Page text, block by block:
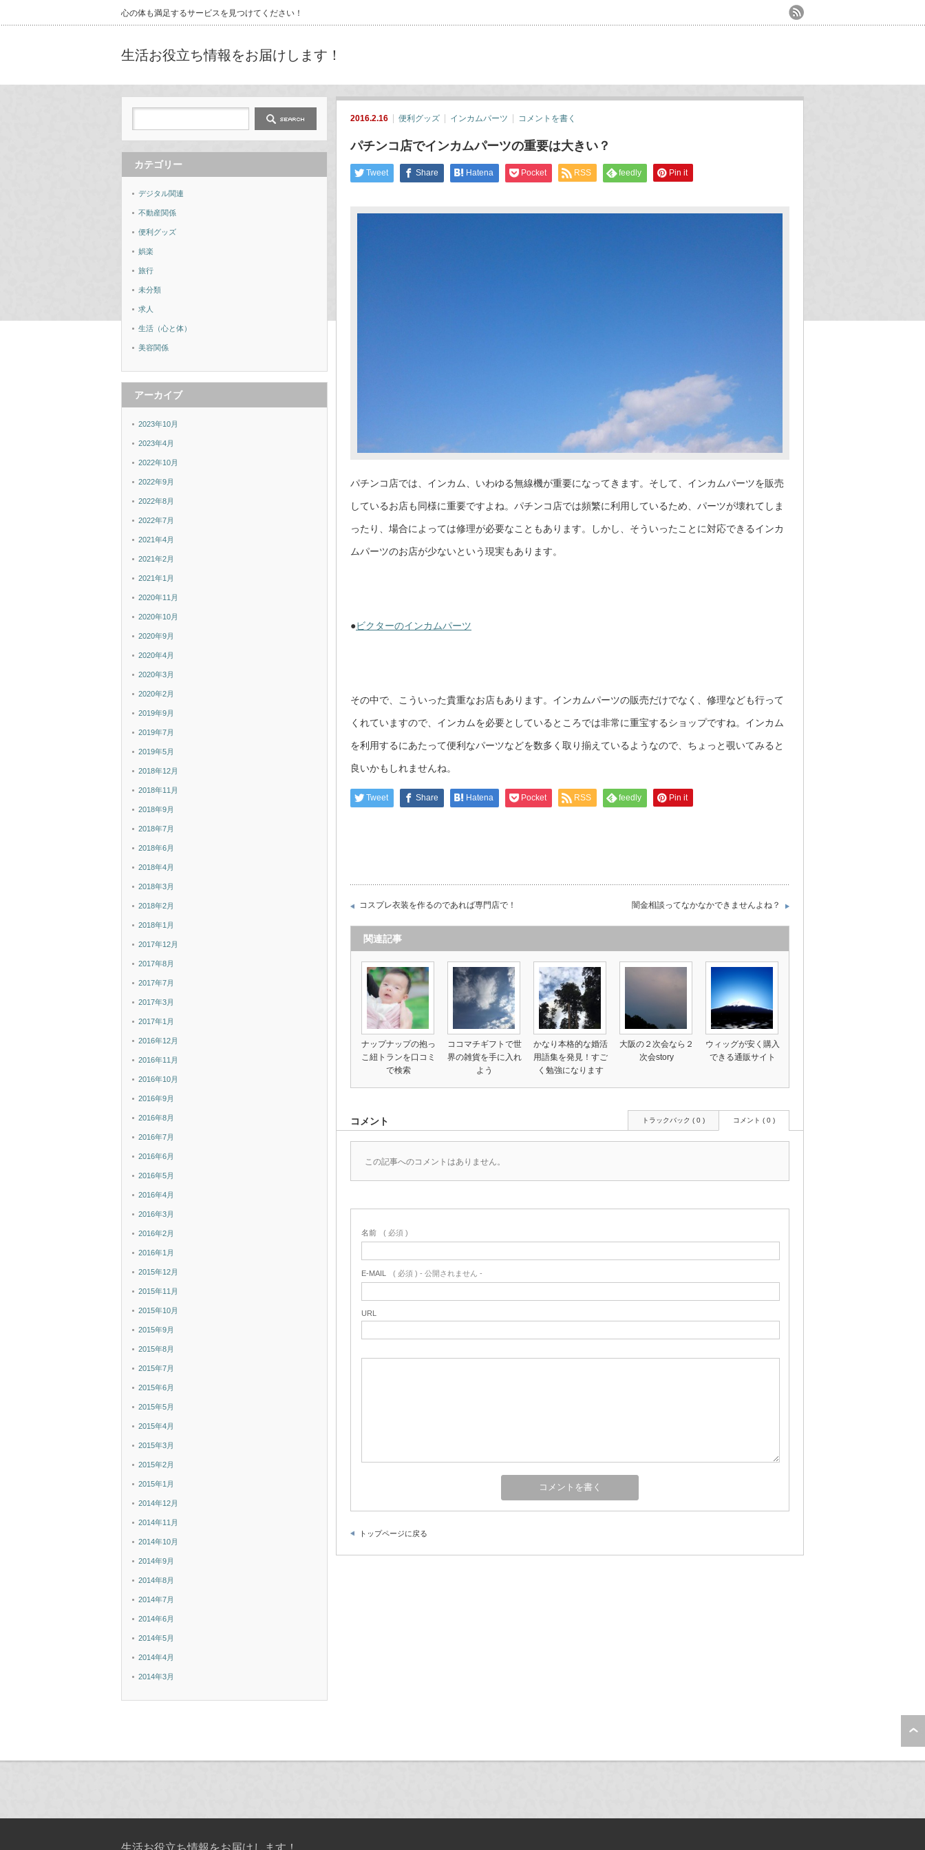
心の体も満足するサービスを見つけてください！
生活お役立ち情報をお届けします！
2016.2.16 便利グッズ インカムパーツ コメントを書く
パチンコ店でインカムパーツの重要は大きい？
Tweet Share Hatena Pocket RSS feedly Pin it
パチンコ店では、インカム、いわゆる無線機が重要になってきます。そして、インカムパーツを販売
しているお店も同様に重要ですよね。パチンコ店では頻繁に利用しているため、パーツが壊れてしま
ったり、場合によっては修理が必要なこともあります。しかし、そういったことに対応できるインカ
ムパーツのお店が少ないという現実もあります。
●ビクターのインカムパーツ
その中で、こういった貴重なお店もあります。インカムパーツの販売だけでなく、修理なども行って
くれていますので、インカムを必要としているところでは非常に重宝するショップですね。インカム
を利用するにあたって便利なパーツなどを数多く取り揃えているようなので、ちょっと覗いてみると
良いかもしれませんね。
Tweet Share Hatena Pocket RSS feedly Pin it
コスプレ衣装を作るのであれば専門店で！ 闇金相談ってなかなかできませんよね？
関連記事
ナップナップの抱っ
こ紐トランを口コミ
で検索
ココマチギフトで世
界の雑貨を手に入れ
よう
かなり本格的な婚活
用語集を発見！すご
く勉強になります
大阪の２次会なら２
次会story
ウィッグが安く購入
できる通販サイト
コメント トラックバック ( 0 ) コメント ( 0 )
この記事へのコメントはありません。
名前 ( 必須 )
E-MAIL ( 必須 ) - 公開されません -
URL
トップページに戻る
カテゴリー
デジタル関連
不動産関係
便利グッズ
娯楽
旅行
未分類
求人
生活（心と体）
美容関係
アーカイブ
2023年10月
2023年4月
2022年10月
2022年9月
2022年8月
2022年7月
2021年4月
2021年2月
2021年1月
2020年11月
2020年10月
2020年9月
2020年4月
2020年3月
2020年2月
2019年9月
2019年7月
2019年5月
2018年12月
2018年11月
2018年9月
2018年7月
2018年6月
2018年4月
2018年3月
2018年2月
2018年1月
2017年12月
2017年8月
2017年7月
2017年3月
2017年1月
2016年12月
2016年11月
2016年10月
2016年9月
2016年8月
2016年7月
2016年6月
2016年5月
2016年4月
2016年3月
2016年2月
2016年1月
2015年12月
2015年11月
2015年10月
2015年9月
2015年8月
2015年7月
2015年6月
2015年5月
2015年4月
2015年3月
2015年2月
2015年1月
2014年12月
2014年11月
2014年10月
2014年9月
2014年8月
2014年7月
2014年6月
2014年5月
2014年4月
2014年3月
生活お役立ち情報をお届けします！